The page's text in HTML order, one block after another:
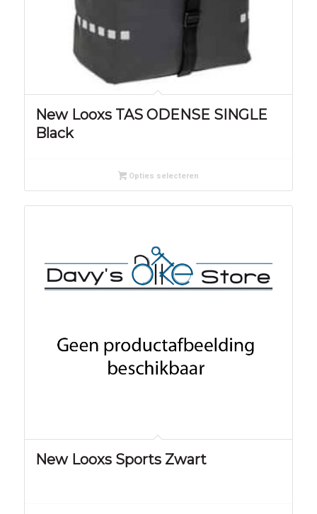
New Looxs TAS ODENSE SINGLE
Black
Opties selecteren
New Looxs Sports Zwart